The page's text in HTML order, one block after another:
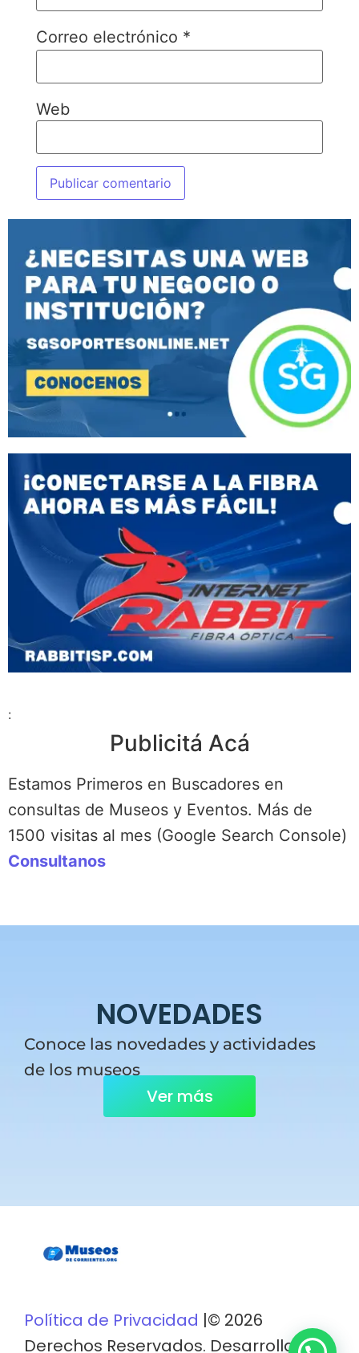
Correo electrónico *
Web
:
Publicitá Acá
Estamos Primeros en Buscadores en
consultas de Museos y Eventos. Más de
1500 visitas al mes (Google Search Console)
Consultanos
NOVEDADES
Conoce las novedades y actividades
de los museos
Ver más
Política de Privacidad |© 2026
Derechos Reservados. Desarrollado